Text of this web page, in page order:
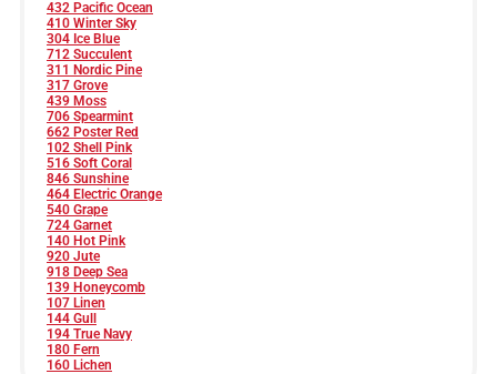
432 Pacific Ocean
410 Winter Sky
304 Ice Blue
712 Succulent
311 Nordic Pine
317 Grove
439 Moss
706 Spearmint
662 Poster Red
102 Shell Pink
516 Soft Coral
846 Sunshine
464 Electric Orange
540 Grape
724 Garnet
140 Hot Pink
920 Jute
918 Deep Sea
139 Honeycomb
107 Linen
144 Gull
194 True Navy
180 Fern
160 Lichen